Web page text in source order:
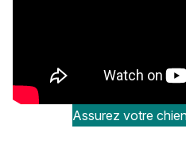
Assurez votre